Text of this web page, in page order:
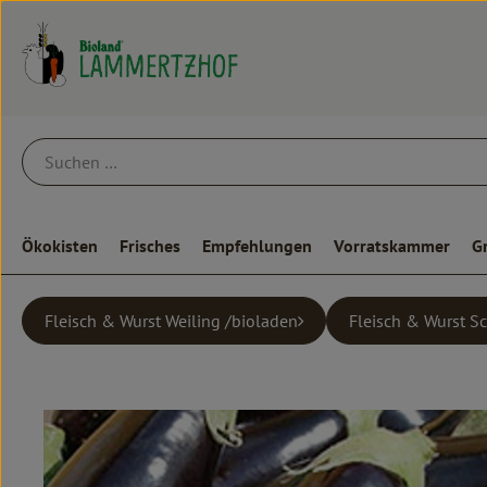
Ökokisten Frisches Empfehlungen Vorratskammer
Fleisch & Wurst Weiling /bioladen Fleisch & Wurst